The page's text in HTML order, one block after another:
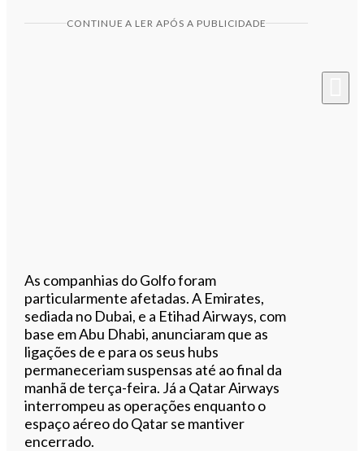
CONTINUE A LER APÓS A PUBLICIDADE
As companhias do Golfo foram
particularmente afetadas. A Emirates,
sediada no Dubai, e a Etihad Airways, com
base em Abu Dhabi, anunciaram que as
ligações de e para os seus hubs
permaneceriam suspensas até ao final da
manhã de terça-feira. Já a Qatar Airways
interrompeu as operações enquanto o
espaço aéreo do Qatar se mantiver
encerrado.